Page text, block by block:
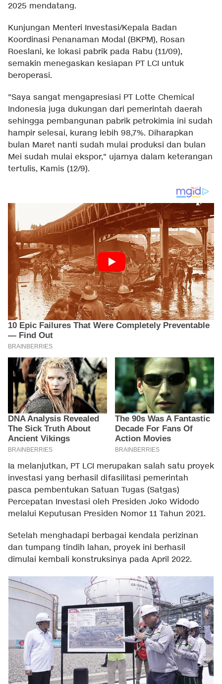
2025 mendatang.
Kunjungan Menteri Investasi/Kepala Badan
Koordinasi Penanaman Modal (BKPM), Rosan
Roeslani, ke lokasi pabrik pada Rabu (11/09),
semakin menegaskan kesiapan PT LCI untuk
beroperasi.
"Saya sangat mengapresiasi PT Lotte Chemical
Indonesia juga dukungan dari pemerintah daerah
sehingga pembangunan pabrik petrokimia ini sudah
hampir selesai, kurang lebih 98,7%. Diharapkan
bulan Maret nanti sudah mulai produksi dan bulan
Mei sudah mulai ekspor," ujarnya dalam keterangan
tertulis, Kamis (12/9).
Ia melanjutkan, PT LCI merupakan salah satu proyek
investasi yang berhasil difasilitasi pemerintah
pasca pembentukan Satuan Tugas (Satgas)
Percepatan Investasi oleh Presiden Joko Widodo
melalui Keputusan Presiden Nomor 11 Tahun 2021.
Setelah menghadapi berbagai kendala perizinan
dan tumpang tindih lahan, proyek ini berhasil
dimulai kembali konstruksinya pada April 2022.